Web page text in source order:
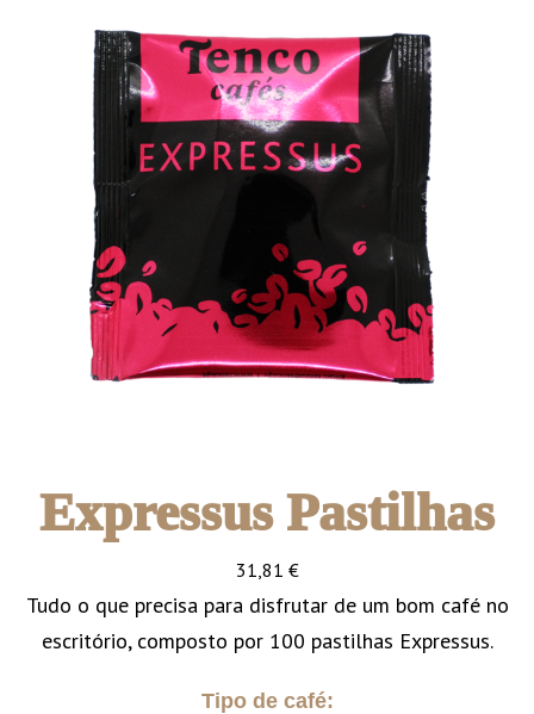
Expressus Pastilhas
31,81 €
Tudo o que precisa para disfrutar de um bom café no
escritório, composto por 100 pastilhas Expressus.
Tipo de café: